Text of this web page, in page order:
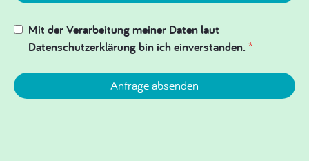
Mit der Verarbeitung meiner Daten laut
Datenschutzerklärung bin ich einverstanden. *